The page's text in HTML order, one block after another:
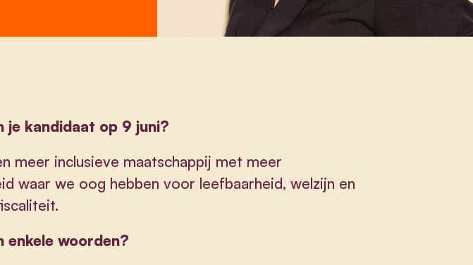
je kandidaat op 9 juni?
meer inclusieve maatschappij met meer
waar we oog hebben voor leefbaarheid, welzijn en
enkele woorden?